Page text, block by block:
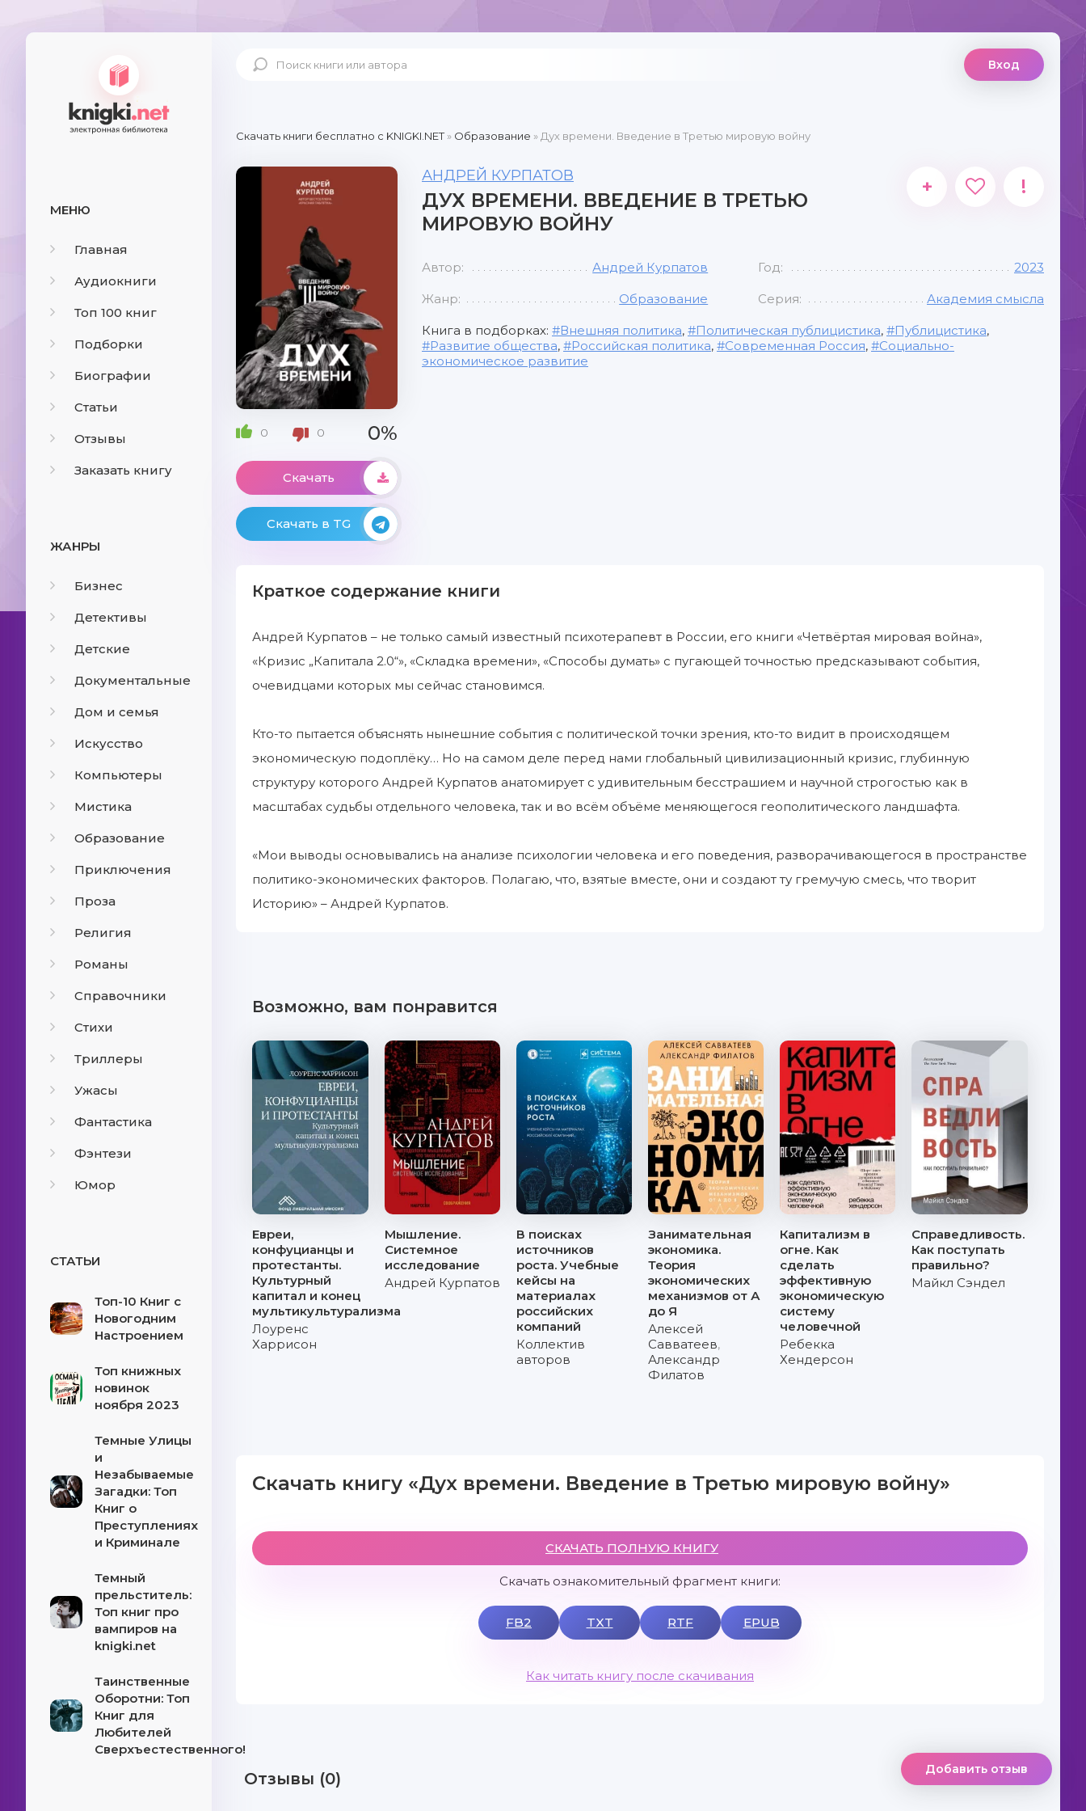
МЕНЮ
Главная
Аудиокниги
Топ 100 книг
Подборки
Биографии
Статьи
Отзывы
Заказать книгу
ЖАНРЫ
Бизнес
Детективы
Детские
Документальные
Дом и семья
Искусство
Компьютеры
Мистика
Образование
Приключения
Проза
Религия
Романы
Справочники
Стихи
Триллеры
Ужасы
Фантастика
Фэнтези
Юмор
СТАТЬИ
Топ-10 Книг с
Новогодним
Настроением
Топ книжных
новинок
ноября 2023
Темные Улицы
и
Незабываемые
Загадки: Топ
Книг о
Преступлениях
и Криминале
Темный
прельститель:
Топ книг про
вампиров на
knigki.net
Таинственные
Оборотни: Топ
Книг для
Любителей
Сверхъестественного!
Вход
Скачать книги бесплатно c KNIGKI.NET» Образование » Дух времени. Введение в Третью мировую войну
0 0 0%
Скачать
Скачать в TG
АНДРЕЙ КУРПАТОВ
ДУХ ВРЕМЕНИ. ВВЕДЕНИЕ В ТРЕТЬЮ
МИРОВУЮ ВОЙНУ
+ !
Автор: Андрей Курпатов Год: 2023
Жанр: Образование Серия: Академия смысла
Книга в подборках: Внешняя политика, Политическая публицистика, Публицистика,
Развитие общества, Российская политика, Современная Россия,
Социально-
экономическое развитие
Краткое содержание книги
Андрей Курпатов – не только самый известный психотерапевт в России, его книги «Четвёртая мировая война»,
«Кризис „Капитала 2.0“», «Складка времени», «Способы думать» с пугающей точностью предсказывают события,
очевидцами которых мы сейчас становимся.
Кто-то пытается объяснять нынешние события с политической точки зрения, кто-то видит в происходящем
экономическую подоплёку… Но на самом деле перед нами глобальный цивилизационный кризис, глубинную
структуру которого Андрей Курпатов анатомирует с удивительным бесстрашием и научной строгостью как в
масштабах судьбы отдельного человека, так и во всём объёме меняющегося геополитического ландшафта.
«Мои выводы основывались на анализе психологии человека и его поведения, разворачивающегося в пространстве
политико-экономических факторов. Полагаю, что, взятые вместе, они и создают ту гремучую смесь, что творит
Историю» – Андрей Курпатов.
Возможно, вам понравится
Евреи,
конфуцианцы и
протестанты.
Культурный
капитал и конец
мультикультурализма
Лоуренс
Харрисон
Мышление.
Системное
исследование
Андрей Курпатов
В поисках
источников
роста. Учебные
кейсы на
материалах
российских
компаний
Коллектив
авторов
Занимательная
экономика.
Теория
экономических
механизмов от А
до Я
Алексей
Савватеев,
Александр
Филатов
Капитализм в
огне. Как
сделать
эффективную
экономическую
систему
человечной
Ребекка
Хендерсон
Справедливость.
Как поступать
правильно?
Майкл Сэндел
Скачать книгу «Дух времени. Введение в Третью мировую войну»
СКАЧАТЬ ПОЛНУЮ КНИГУ
Скачать ознакомительный фрагмент книги:
FB2 TXT RTF EPUB
Как читать книгу после скачивания
Отзывы (0) Добавить отзыв